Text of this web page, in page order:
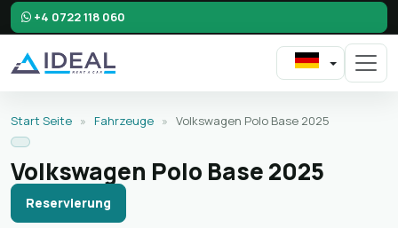
+4 0722 118 060
Start Seite » Fahrzeuge » Volkswagen Polo Base 2025
Volkswagen Polo Base 2025
Reservierung